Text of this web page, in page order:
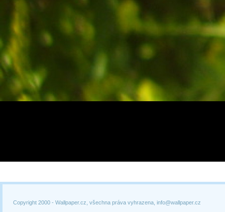
Copyright 2000 - Wallpaper.cz, všechna práva vyhrazena, info@wallpaper.cz